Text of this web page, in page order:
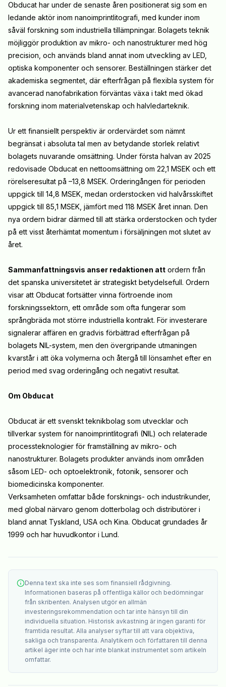
Obducat har under de senaste åren positionerat sig som en
ledande aktör inom nanoimprintlitografi, med kunder inom
såväl forskning som industriella tillämpningar. Bolagets teknik
möjliggör produktion av mikro- och nanostrukturer med hög
precision, och används bland annat inom utveckling av LED,
optiska komponenter och sensorer. Beställningen stärker det
akademiska segmentet, där efterfrågan på flexibla system för
avancerad nanofabrikation förväntas växa i takt med ökad
forskning inom materialvetenskap och halvledarteknik.
Ur ett finansiellt perspektiv är ordervärdet som nämnt
begränsat i absoluta tal men av betydande storlek relativt
bolagets nuvarande omsättning. Under första halvan av 2025
redovisade Obducat en nettoomsättning om 22,1 MSEK och ett
rörelseresultat på –13,8 MSEK. Orderingången för perioden
uppgick till 14,8 MSEK, medan orderstocken vid halvårsskiftet
uppgick till 85,1 MSEK, jämfört med 118 MSEK året innan. Den
nya ordern bidrar därmed till att stärka orderstocken och tyder
på ett visst återhämtat momentum i försäljningen mot slutet av
året.
Sammanfattningsvis anser redaktionen att ordern från
det spanska universitetet är strategiskt betydelsefull. Ordern
visar att Obducat fortsätter vinna förtroende inom
forskningssektorn, ett område som ofta fungerar som
språngbräda mot större industriella kontrakt. För investerare
signalerar affären en gradvis förbättrad efterfrågan på
bolagets NIL-system, men den övergripande utmaningen
kvarstår i att öka volymerna och återgå till lönsamhet efter en
period med svag orderingång och negativt resultat.
Om Obducat
Obducat är ett svenskt teknikbolag som utvecklar och
tillverkar system för nanoimprintlitografi (NIL) och relaterade
processteknologier för framställning av mikro- och
nanostrukturer. Bolagets produkter används inom områden
såsom LED- och optoelektronik, fotonik, sensorer och
biomedicinska komponenter.
Verksamheten omfattar både forsknings- och industrikunder,
med global närvaro genom dotterbolag och distributörer i
bland annat Tyskland, USA och Kina. Obducat grundades år
1999 och har huvudkontor i Lund.
Denna text ska inte ses som finansiell rådgivning.
Informationen baseras på offentliga källor och bedömningar
från skribenten. Analysen utgör en allmän
investeringsrekommendation och tar inte hänsyn till din
individuella situation. Historisk avkastning är ingen garanti för
framtida resultat. Alla analyser syftar till att vara objektiva,
sakliga och transparenta. Analytikern och författaren till denna
artikel äger inte och har inte blankat instrumentet som artikeln
omfattar.